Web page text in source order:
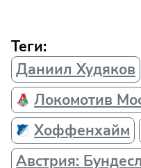
Теги:
Даниил Худяков
Локомотив
Хоффенхайм
Австрия: